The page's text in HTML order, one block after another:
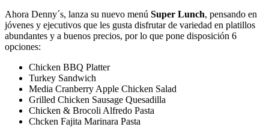
Ahora Denny´s, lanza su nuevo menú Super Lunch, pensando en
jóvenes y ejecutivos que les gusta disfrutar de variedad en platillos
abundantes y a buenos precios, por lo que pone disposición 6
opciones:
Chicken BBQ Platter
Turkey Sandwich
Media Cranberry Apple Chicken Salad
Grilled Chicken Sausage Quesadilla
Chicken & Brocoli Alfredo Pasta
Chcken Fajita Marinara Pasta